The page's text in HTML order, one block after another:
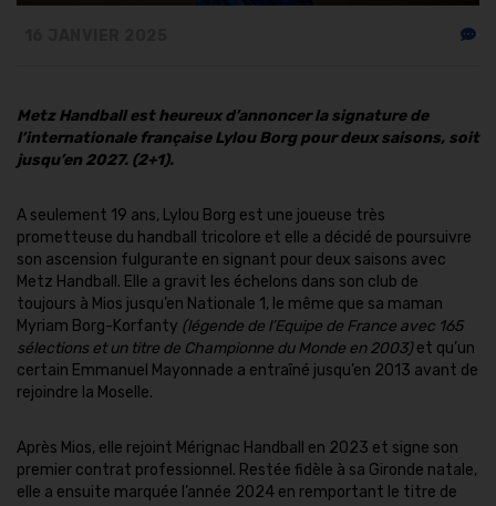
Metz Handball est heureux d’annoncer la signature de
l’internationale française Lylou Borg pour deux saisons, soit
jusqu’en 2027. (2+1).
A seulement 19 ans, Lylou Borg est une joueuse très
prometteuse du handball tricolore et elle a décidé de poursuivre
son ascension fulgurante en signant pour deux saisons avec
Metz Handball. Elle a gravit les échelons dans son club de
toujours à Mios jusqu’en Nationale 1, le même que sa maman
Myriam Borg-Korfanty (légende de l’Equipe de France avec 165
sélections et un titre de Championne du Monde en 2003)et qu’un
certain Emmanuel Mayonnade a entraîné jusqu’en 2013 avant de
rejoindre la Moselle.
Après Mios, elle rejoint Mérignac Handball en 2023 et signe son
premier contrat professionnel. Restée fidèle à sa Gironde natale,
elle a ensuite marquée l’année 2024 en remportant le titre de